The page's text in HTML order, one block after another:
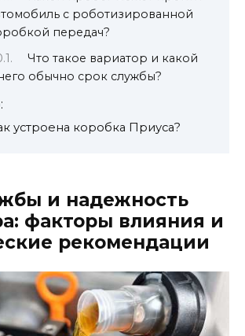
с роботизированной
передач?
Что такое вариатор и какой
обычно срок службы?
устроена коробка Приуса?
и надежность
факторы влияния и
рекомендации